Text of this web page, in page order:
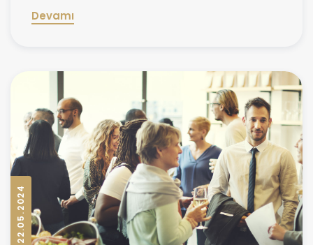
Devamı
22.05.2024